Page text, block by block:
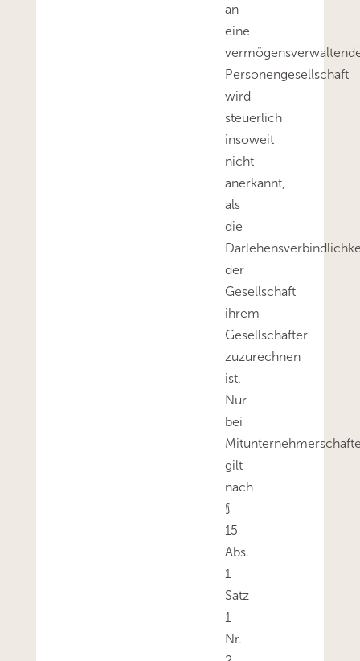
an
eine
Personengesellschaft
wird
steuerlich
insoweit
nicht
anerkannt,
als
die
der
Gesellschaft
ihrem
Gesellschafter
zuzurechnen
ist.
Nur
bei
gilt
nach
§
15
Abs.
1
Satz
1
Nr.